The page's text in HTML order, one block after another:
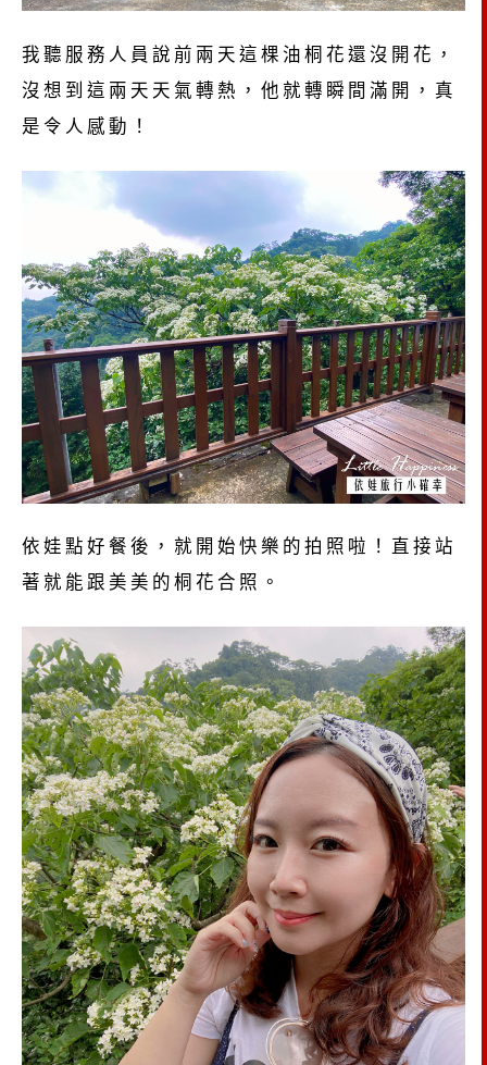
我聽服務人員說前兩天這棵油桐花還沒開花，
沒想到這兩天天氣轉熱，他就轉瞬間滿開，真
是令人感動！
依娃點好餐後，就開始快樂的拍照啦！直接站
著就能跟美美的桐花合照。